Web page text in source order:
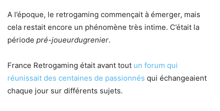
A l’époque, le retrogaming commençait à émerger, mais
cela restait encore un phénomène très intime. C’était la
période pré-joueurdugrenier.
France Retrogaming était avant tout un forum qui
réunissait des centaines de passionnés qui échangeaient
chaque jour sur différents sujets.